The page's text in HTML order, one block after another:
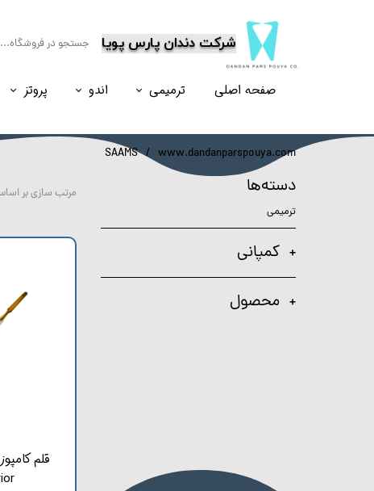
​شرکت دندان پارس پویا
صفحه اصلی ترمیمی اندو پروتز
www.dandanparspouya.com
SAAMS
دسته‌ها
ترمیمی
کمپانی
محصول
مرتب سازی بر